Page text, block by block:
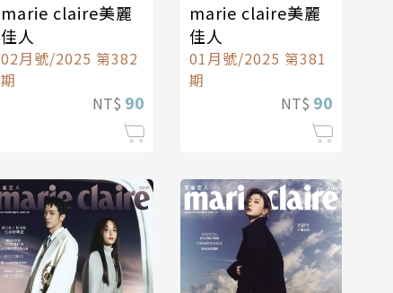
marie claire美麗
佳人
02月號/2025 第382
期
NT$ 90
marie claire美麗
佳人
01月號/2025 第381
期
NT$ 90